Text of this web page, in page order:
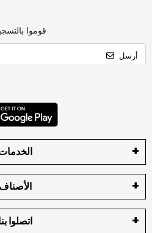
قوموا
أرسل
الأصناف
اتصلوا